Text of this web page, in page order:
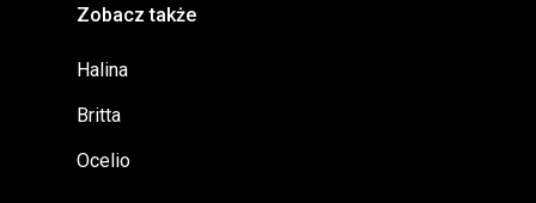
Zobacz także
Halina
Britta
Ocelio